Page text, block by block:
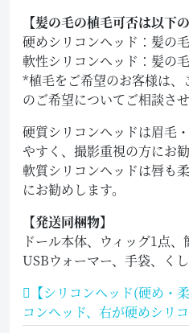
【髪の毛の植毛可否は以下
硬めシリコンヘッド：髪の
軟性シリコンヘッド：髪の
*植毛をご希望のお客様は
のご希望についてご相談させ
硬質シリコンヘッドは眉毛
やすく、撮影重視の方にお勧
軟質シリコンヘッドは唇も
にお勧めします。
【発送同梱物】
ドール本体、ウィッグ1点、
USBウォーマー、手袋、く
【シリコンヘッド(硬め・
コンヘッド、右が硬めシリ